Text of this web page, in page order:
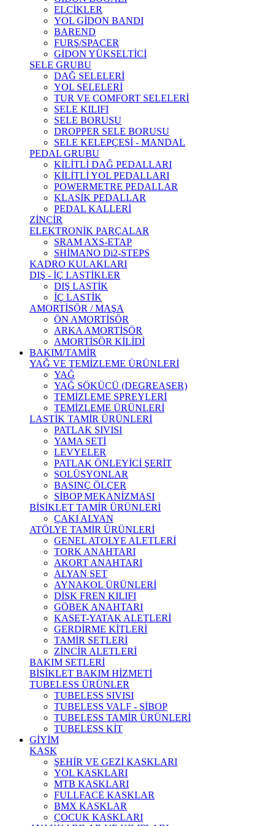
ELCİKLER
YOL GİDON BANDI
BAREND
FURŞ/SPACER
GİDON YÜKSELTİCİ
SELE GRUBU
DAĞ SELELERİ
YOL SELELERİ
TUR VE COMFORT SELELERİ
SELE KILIFI
SELE BORUSU
DROPPER SELE BORUSU
SELE KELEPÇESİ - MANDAL
PEDAL GRUBU
KİLİTLİ DAĞ PEDALLARI
KİLİTLİ YOL PEDALLARI
POWERMETRE PEDALLAR
KLASİK PEDALLAR
PEDAL KALLERİ
ZİNCİR
ELEKTRONİK PARÇALAR
SRAM AXS-ETAP
SHİMANO Di2-STEPS
KADRO KULAKLARI
DIŞ - İÇ LASTİKLER
DIŞ LASTİK
İÇ LASTİK
AMORTİSÖR / MAŞA
ÖN AMORTİSÖR
ARKA AMORTİSÖR
AMORTİSÖR KİLİDİ
BAKIM/TAMİR
YAĞ VE TEMİZLEME ÜRÜNLERİ
YAĞ
YAĞ SÖKÜCÜ (DEGREASER)
TEMİZLEME SPREYLERİ
TEMİZLEME ÜRÜNLERİ
LASTİK TAMİR ÜRÜNLERİ
PATLAK SIVISI
YAMA SETİ
LEVYELER
PATLAK ÖNLEYİCİ ŞERİT
SOLÜSYONLAR
BASINÇ ÖLÇER
SİBOP MEKANİZMASI
BİSİKLET TAMİR ÜRÜNLERİ
ÇAKI ALYAN
ATÖLYE TAMİR ÜRÜNLERİ
GENEL ATOLYE ALETLERİ
TORK ANAHTARI
AKORT ANAHTARI
ALYAN SET
AYNAKOL ÜRÜNLERİ
DİSK FREN KILIFI
GÖBEK ANAHTARI
KASET-YATAK ALETLERİ
GERDİRME KİTLERİ
TAMİR SETLERİ
ZİNCİR ALETLERİ
BAKIM SETLERİ
BİSİKLET BAKIM HİZMETİ
TUBELESS ÜRÜNLER
TUBELESS SIVISI
TUBELESS VALF - SİBOP
TUBELESS TAMİR ÜRÜNLERİ
TUBELESS KİT
GİYİM
KASK
ŞEHİR VE GEZİ KASKLARI
YOL KASKLARI
MTB KASKLARI
FULLFACE KASKLAR
BMX KASKLAR
ÇOCUK KASKLARI